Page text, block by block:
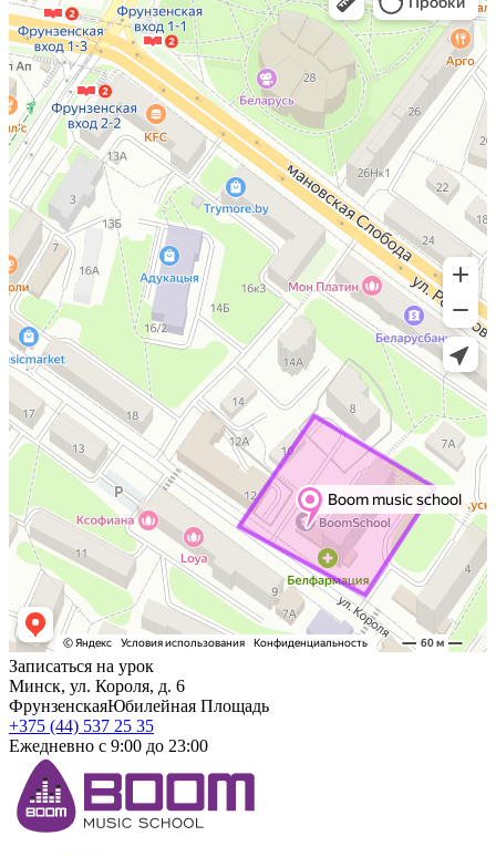
Записаться на урок
Минск, ул. Короля, д. 6
ФрунзенскаяЮбилейная Площадь
+375 (44) 537 25 35
Ежедневно с 9:00 до 23:00